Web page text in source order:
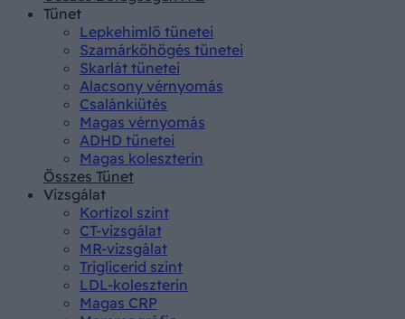
Tünet
Lepkehimlő tünetei
Szamárköhögés tünetei
Skarlát tünetei
Alacsony vérnyomás
Csalánkiütés
Magas vérnyomás
ADHD tünetei
Magas koleszterin
Összes Tünet
Vizsgálat
Kortizol szint
CT-vizsgálat
MR-vizsgálat
Triglicerid szint
LDL-koleszterin
Magas CRP